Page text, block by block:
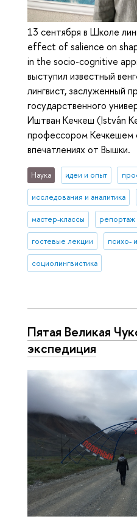
13 сентября в Школе
effect of salience on
in the socio-cognitive
выступил известный
лингвист, заслуженный
государственного
Иштван Кечкеш (István
профессором Кечкешем
впечатлениях от Вышки.
Наука идеи и опыт
исследования и аналитика
мастер-классы репортаж
гостевые лекции психо-
социолингвистика
Пятая Великая
экспедиция